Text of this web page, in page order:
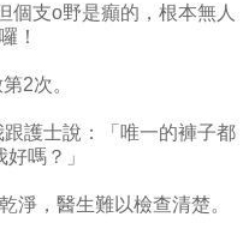
個支o野是癲的，根本無人
！
2次。
護士說：「唯一的褲子都
嗎？」
淨，醫生難以檢查清楚。